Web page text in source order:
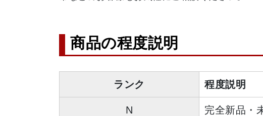
商品の程度説明
ランク 程度説明
N 完全新品・